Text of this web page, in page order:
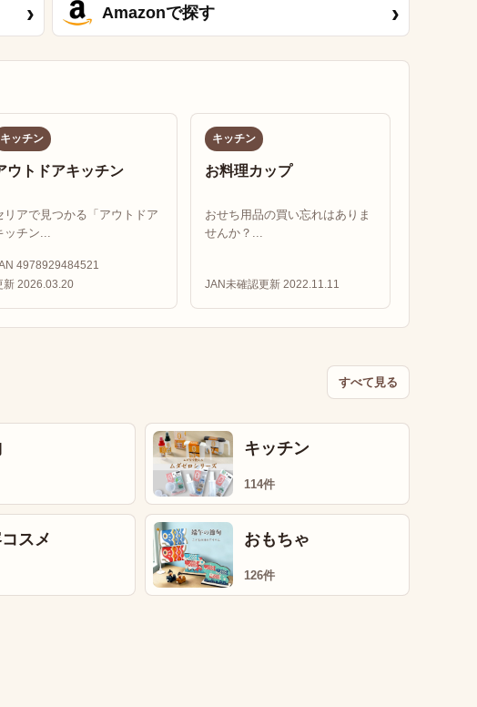
› Amazonで探す ›
キッチン
ウトドアキッチン
リアで見つかる「アウトドア
ッチン...
4978929484521
新 2026.03.20
キッチン
お料理カップ
おせち用品の買い忘れはありま
せんか？...
JAN未確認更新 2022.11.11
すべて見る
キッチン
114件
スメ おもちゃ
126件